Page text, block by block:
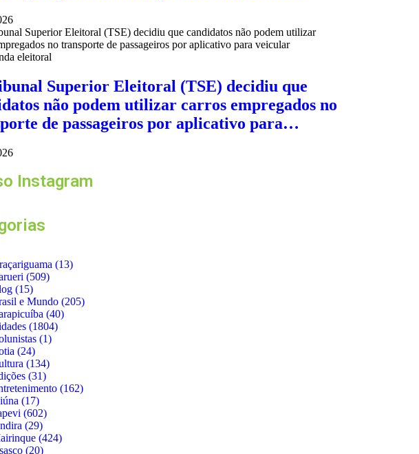
Superior Eleitoral (TSE) decidiu que
não podem utilizar carros empregados no
de passageiros por aplicativo para…
Instagram
(13)
(509)
(15)
e Mundo (205)
(40)
(1804)
(1)
(24)
(134)
(31)
(162)
(17)
(602)
(29)
(424)
(20)